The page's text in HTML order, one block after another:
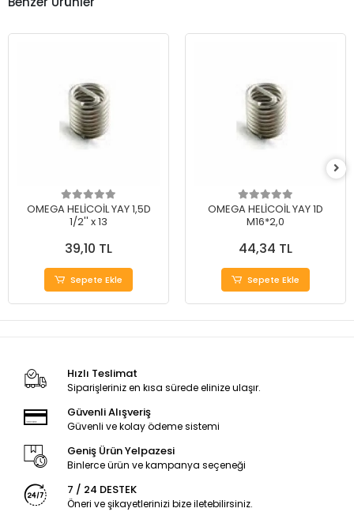
OMEGA HELİCOİL YAY 1,5D
1/2'' x 13
39,10 TL
Sepete Ekle
OMEGA HELİCOİL YAY 1D
M16*2,0
44,34 TL
Sepete Ekle
Hızlı Teslimat
Siparişleriniz en kısa sürede elinize ulaşır.
Güvenli Alışveriş
Güvenli ve kolay ödeme sistemi
Geniş Ürün Yelpazesi
Binlerce ürün ve kampanya seçeneği
7 / 24 DESTEK
Öneri ve şikayetlerinizi bize iletebilirsiniz.